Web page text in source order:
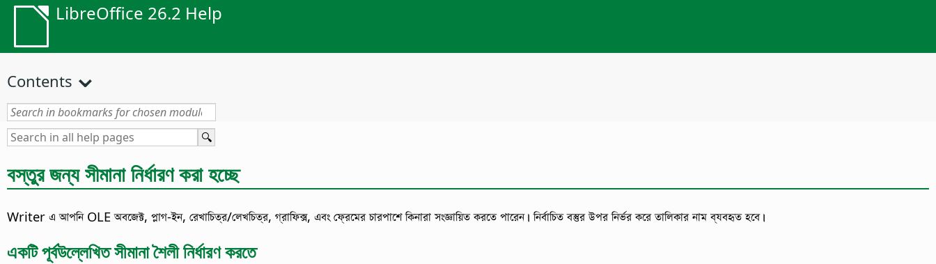
LibreOffice 26.2 Help
Contents
বস্তুর জন্য সীমানা নির্ধারণ করা হচ্ছে
Writer এ আপনি OLE অবজেক্ট, প্লাগ-ইন, রেখাচিত্র/লেখচিত্র, গ্রাফিক্স, এবং ফ্রেমের চারপাশে কিনারা সংজ্ঞায়িত করতে পারেন। নির্বাচিত বস্তুর উপর নির্ভর করে তালিকার নাম ব্যবহৃত হবে।
একটি পূর্বউল্লেখিত সীমানা শৈলী নির্ধারণ করতে